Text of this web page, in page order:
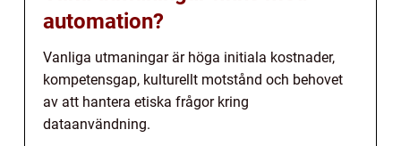
automation?
Vanliga utmaningar är höga initiala kostnader,
kompetensgap, kulturellt motstånd och behovet
av att hantera etiska frågor kring
dataanvändning.